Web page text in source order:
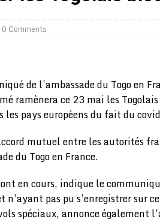
08/2026 ] Côte d’Ivoire : le PDCI de
Une factrice arrêtée après
GENRE
08/2026 ] Distribution des moustiquaires :
08/2026 ] Quatre candidats à la
07/2026 ] Niger : le FMI débloque une
08/2026 ] Épinglé par le « Canard
0 Comments
de l’ambassade du Togo en
ramènera ce 23 mai les
les pays européens du fait du
mutuel entre les autorités
du Togo en France.
en cours, indique le
pas pu s’enregistrer sur
spéciaux, annonce également